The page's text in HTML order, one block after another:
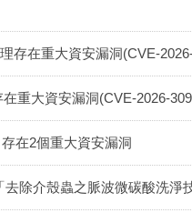
存在重大資安漏洞(CVE-
重大資安漏洞(CVE-2026-
在2個重大資安漏洞
除介殼蟲之脈波微碳酸洗淨